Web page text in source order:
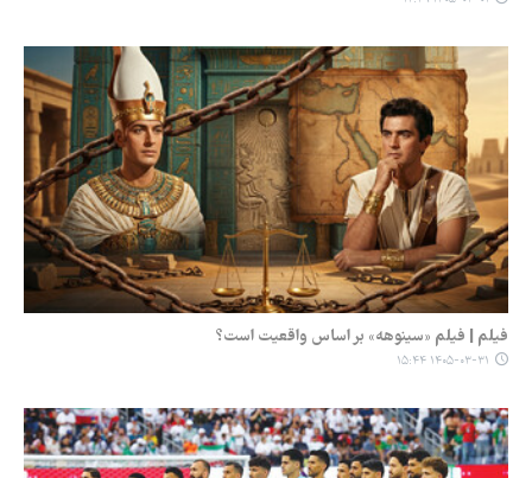
فیلم | فیلم «سینوهه» بر اساس واقعیت است؟
۱۴۰۵-۰۳-۳۱ ۱۵:۴۴